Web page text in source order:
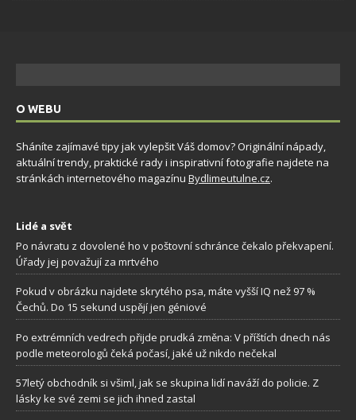
O WEBU
Sháníte zajímavé tipy jak vylepšit Váš domov? Originální nápady,
aktuální trendy, praktické rady i inspirativní fotografie najdete na
stránkách internetového magazínu Bydlimeutulne.cz.
Lidé a svět
Po návratu z dovolené ho v poštovní schránce čekalo překvapení.
Úřady jej považují za mrtvého
Pokud v obrázku najdete skrytého psa, máte vyšší IQ než 97 %
Čechů. Do 15 sekund uspějí jen géniové
Po extrémních vedrech přijde prudká změna: V příštích dnech nás
podle meteorologů čeká počasí, jaké už nikdo nečekal
57letý obchodník si všiml, jak se skupina lidí naváží do policie. Z
lásky ke své zemi se jich ihned zastal